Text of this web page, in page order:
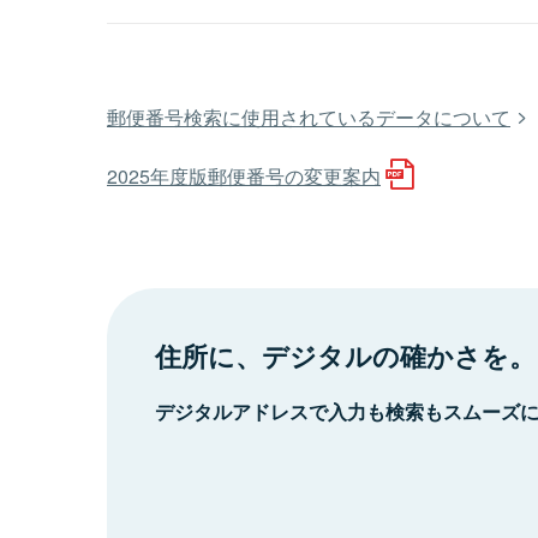
郵便番号検索に使用されているデータについて
2025年度版郵便番号の変更案内
住所に、デジタルの確かさを。
デジタルアドレスで入力も検索もスムーズ